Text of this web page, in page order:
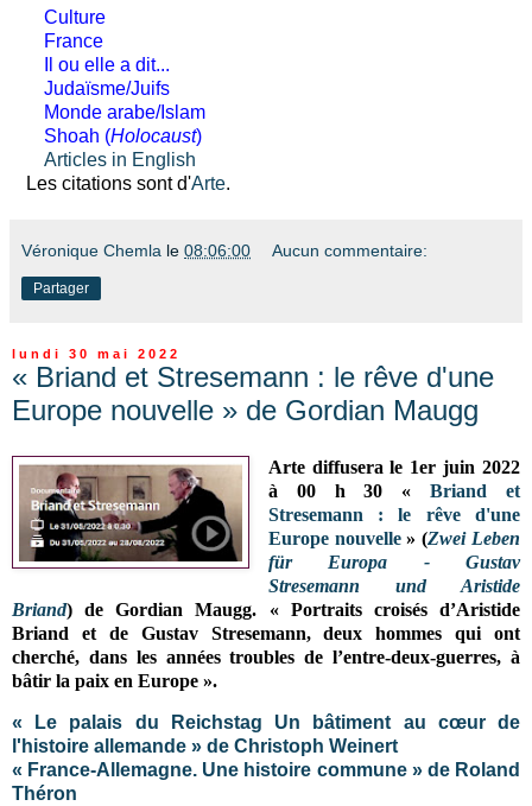
Culture
France
Il ou elle a dit...
Judaïsme/Juifs
Monde arabe/Islam
Shoah (Holocaust)
Articles in English
Les citations sont d'Arte.
Véronique Chemla le 08:06:00 Aucun commentaire:
Partager
lundi 30 mai 2022
« Briand et Stresemann : le rêve d'une
Europe nouvelle » de Gordian Maugg
Arte diffusera le 1er juin 2022
à 00 h 30 «Briand et
Stresemann : le rêve d'une
Europe nouvelle» (Zwei Leben
für Europa - Gustav
Stresemann und Aristide
Briand) de Gordian Maugg. « Portraits croisés d’Aristide
Briand et de Gustav Stresemann, deux hommes qui ont
cherché, dans les années troubles de l’entre-deux-guerres, à
bâtir la paix en Europe ».
« Le palais du Reichstag Un bâtiment au cœur de
l'histoire allemande » de Christoph Weinert
« France-Allemagne. Une histoire commune » de Roland
Théron